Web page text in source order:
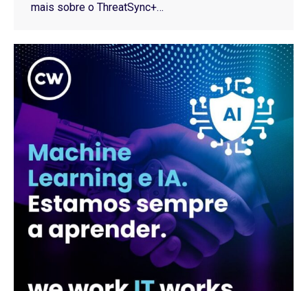
mais sobre o ThreatSync+…